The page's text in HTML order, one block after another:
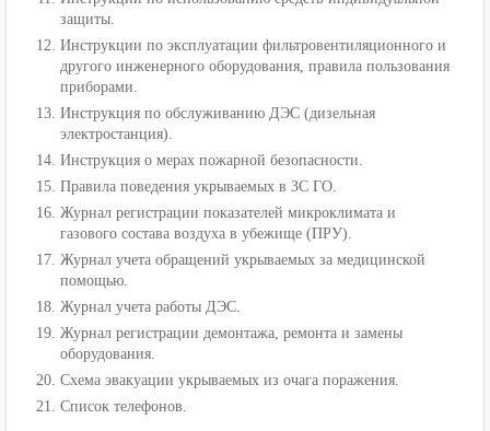
защиты.
Инструкции по эксплуатации фильтровентиляционного и
другого инженерного оборудования, правила пользования
приборами.
Инструкция по обслуживанию ДЭС (дизельная
электростанция).
Инструкция о мерах пожарной безопасности.
Правила поведения укрываемых в ЗС ГО.
Журнал регистрации показателей микроклимата и
газового состава воздуха в убежище (ПРУ).
Журнал учета обращений укрываемых за медицинской
помощью.
Журнал учета работы ДЭС.
Журнал регистрации демонтажа, ремонта и замены
оборудования.
Схема эвакуации укрываемых из очага поражения.
Список телефонов.